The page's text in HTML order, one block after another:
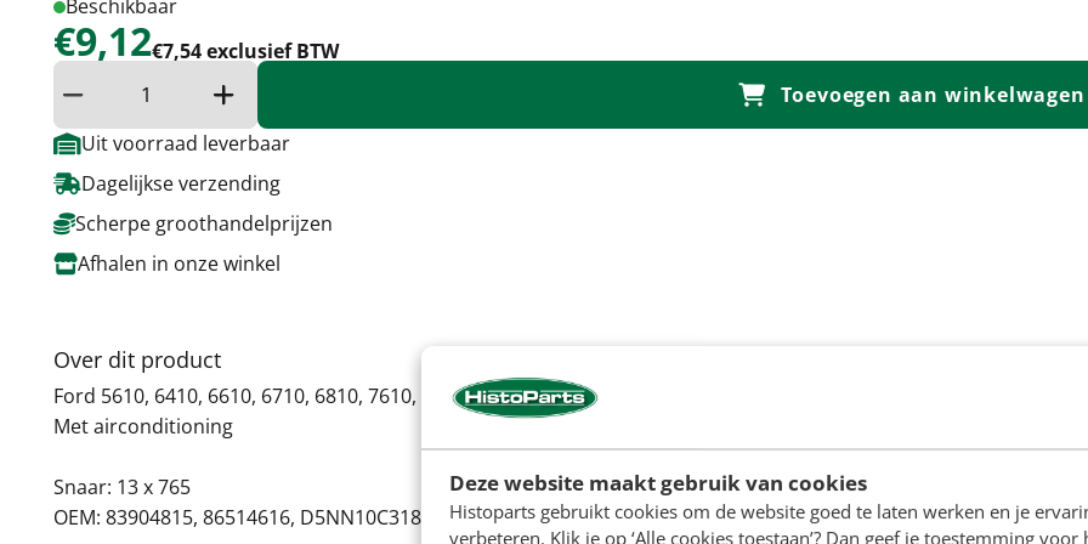
Deze website maakt gebruik van cookies
Histoparts gebruikt cookies om de website goed te laten werken en je
verbeteren. Klik je op ‘Alle cookies toestaan’? Dan geef je toestemming voor
Beschikbaar
€9,12€7,54 exclusief BTW
Verminder hoeveelheid
Toevoegen aan winkelwagen
Uit voorraad leverbaar
Dagelijkse verzending
Scherpe groothandelprijzen
Afhalen in onze winkel
Over dit product
Ford 5610, 6410, 6610, 6710, 6810, 7610, 7710
Met airconditioning
Snaar: 13 x 765
OEM: 83904815, 86514616, D5NN10C318C